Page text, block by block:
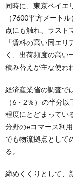
同時に、東京ベイエ
（7600平方メート
点にも触れ、ラスト
「賃料の高い同エ
く、出荷頻度の高い
積み替えが主な使わ
経済産業省の調査で
（6・2％）の半分
程度にとどまってい
分野のeコマース利
でも物流拠点として
る。
締めくくりとして、